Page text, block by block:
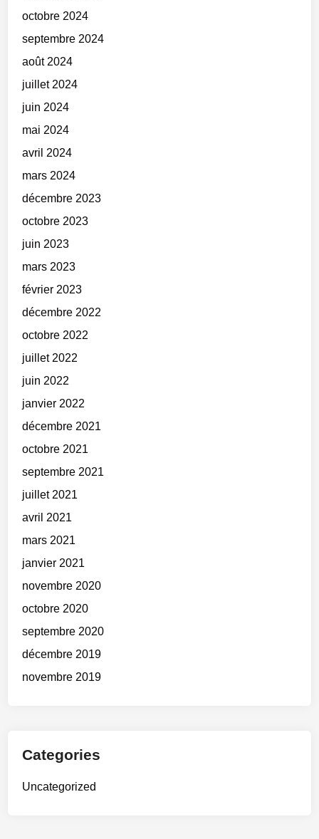
octobre 2024
septembre 2024
août 2024
juillet 2024
juin 2024
mai 2024
avril 2024
mars 2024
décembre 2023
octobre 2023
juin 2023
mars 2023
février 2023
décembre 2022
octobre 2022
juillet 2022
juin 2022
janvier 2022
décembre 2021
octobre 2021
septembre 2021
juillet 2021
avril 2021
mars 2021
janvier 2021
novembre 2020
octobre 2020
septembre 2020
décembre 2019
novembre 2019
Categories
Uncategorized